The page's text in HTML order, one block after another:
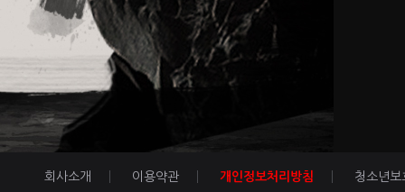
회사소개 이용약관 개인정보처리방침 청소년보